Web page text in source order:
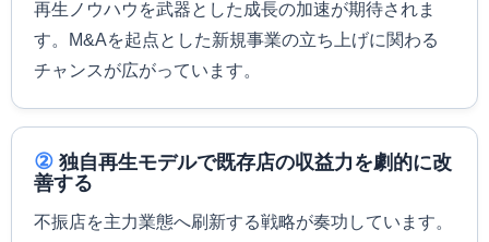
再生ノウハウを武器とした成長の加速が期待されま
す。M&Aを起点とした新規事業の立ち上げに関わる
チャンスが広がっています。
② 独自再生モデルで既存店の収益力を劇的に改
善する
不振店を主力業態へ刷新する戦略が奏功しています。